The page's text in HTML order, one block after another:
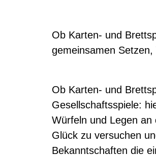
Ob Karten- und
gemeinsamen
Ob Karten- und
Gesellschaftsspiele:
Würfeln und Legen an
Glück zu versuchen
Bekanntschaften die